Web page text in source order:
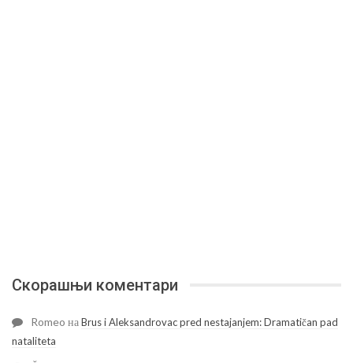
Скорашњи коментари
Romeo наBrus i Aleksandrovac pred nestajanjem: Dramatičan pad
nataliteta